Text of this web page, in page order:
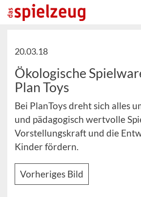
20.03.18
Ökologische
Plan Toys
Bei PlanToys dreht sich alles
und pädagogisch wertvolle
Vorstellungskraft und die
Kinder fördern.
Vorheriges Bild